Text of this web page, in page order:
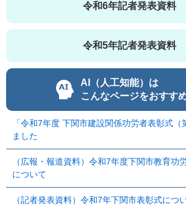
令和6年記者発表資料
令和5年記者発表資料
AI（人工知能）は
こんなページをおすす
「令和7年度 下関市建設関係功労者表彰式
ました
（広報・報道資料）令和7年度下関市教育功
について
（記者発表資料）令和7年下関市表彰式につ